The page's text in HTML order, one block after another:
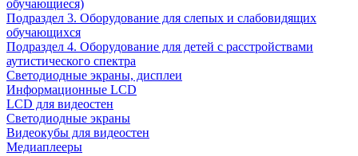
обучающиеся)
Подраздел 3. Оборудование для слепых и слабовидящих
обучающихся
Подраздел 4. Оборудование для детей с расстройствами
аутистического спектра
Светодиодные экраны, дисплеи
Информационные LCD
LCD для видеостен
Светодиодные экраны
Видеокубы для видеостен
Медиаплееры